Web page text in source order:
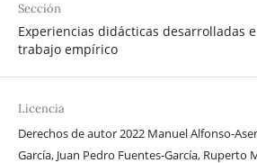
Sección
Experiencias didácticas desarrolladas
trabajo empírico
Licencia
Derechos de autor 2022 Manuel Alfonso-
García, Juan Pedro Fuentes-García, Ruperto